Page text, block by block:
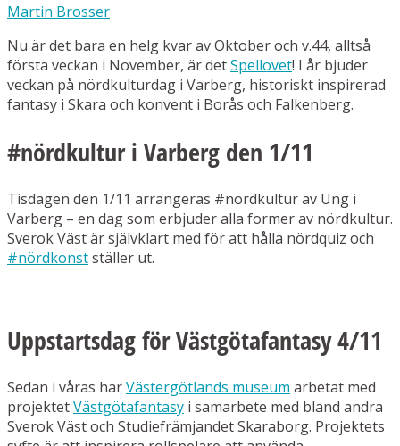
Martin Brosser
Nu är det bara en helg kvar av Oktober och v.44, alltså
första veckan i November, är detSpellovet! I år bjuder
veckan på nördkulturdag i Varberg, historiskt inspirerad
fantasy i Skara och konvent i Borås och Falkenberg.
#nördkultur i Varberg den 1/11
Tisdagen den 1/11 arrangeras #nördkultur av Ung i
Varberg – en dag som erbjuder alla former av nördkultur.
Sverok Väst är självklart med för att hålla nördquiz och
#nördkonstställer ut.
Uppstartsdag för Västgötafantasy 4/11
Sedan i våras harVästergötlands museum arbetat med
projektetVästgötafantasy i samarbete med bland andra
Sverok Väst och Studiefrämjandet Skaraborg. Projektets